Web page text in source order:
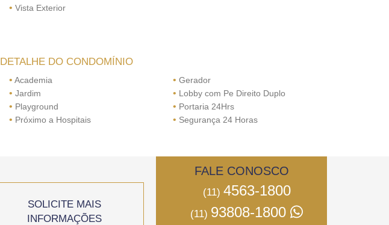
• Vista Exterior
DETALHE DO CONDOMÍNIO
• Academia • Gerador
• Jardim • Lobby com Pe Direito Duplo
• Playground • Portaria 24Hrs
• Próximo a Hospitais • Segurança 24 Horas
SOLICITE MAIS
INFORMAÇÕES
FALE CONOSCO
(11) 4563-1800
(11) 93808-1800